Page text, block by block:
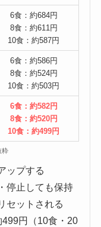
6食：約684円
8食：約611円
10食：約587円
6食：約586円
8食：約524円
10食：約503円
6食：約582円
8食：約520円
10食：約499円
粋
ップする
停止しても保持
セットされる
円（10食・20